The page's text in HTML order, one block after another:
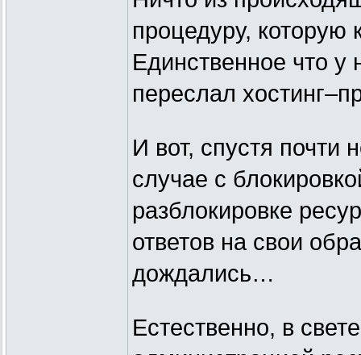
процедуру, которую
Единственное что у
переслал
И вот, спустя почти
случае с
разблокировке
ответов на свои
дождались…
Естественно, в